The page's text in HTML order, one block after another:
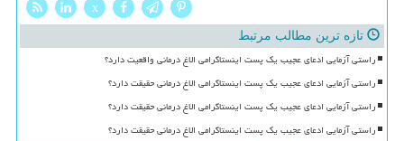
x
تازه ترین مطالب مرتبط
راستی آزمایی ادعای عجیب یک پست اینستاگرامی الاغ درمانی واقعیت دارد؟
راستی آزمایی ادعای عجیب یک پست اینستاگرامی الاغ درمانی حقیقت دارد؟
راستی آزمایی ادعای عجیب یک پست اینستاگرامی الاغ درمانی حقیقت دارد؟
راستی آزمایی ادعای عجیب یک پست اینستاگرامی الاغ درمانی حقیقت دارد؟